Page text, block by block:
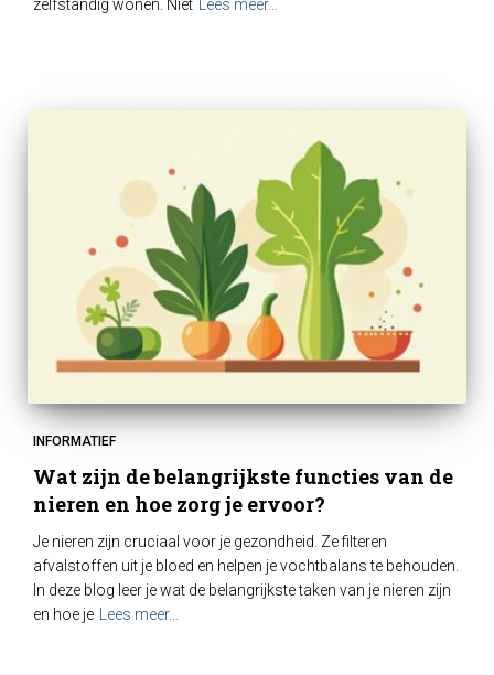
zelfstandig wonen. Niet Lees meer…
INFORMATIEF
Wat zijn de belangrijkste functies van de
nieren en hoe zorg je ervoor?
Je nieren zijn cruciaal voor je gezondheid. Ze filteren
afvalstoffen uit je bloed en helpen je vochtbalans te behouden.
In deze blog leer je wat de belangrijkste taken van je nieren zijn
en hoe je
Lees meer…